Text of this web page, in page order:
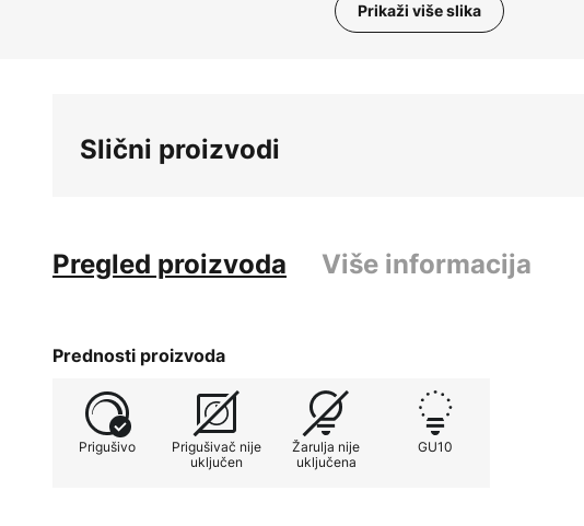
Prikaži više slika
Slični proizvodi
Pregled proizvoda Više informacija
Prednosti proizvoda
Prigušivo
Prigušivač nije
uključen
Žarulja nije
uključena
GU10